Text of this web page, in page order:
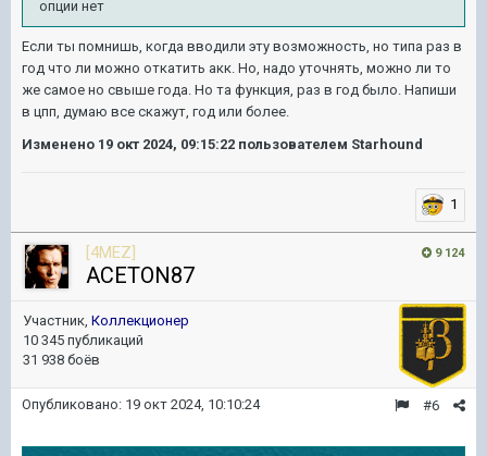
опции нет
Если ты помнишь, когда вводили эту возможность, но типа раз в
год что ли можно откатить акк. Но, надо уточнять, можно ли то
же самое но свыше года. Но та функция, раз в год было. Напиши
в цпп, думаю все скажут, год или более.
Изменено 19 окт 2024, 09:15:22 пользователем Starhound
1
9 124
[4MEZ]
ACETON87
Участник, Коллекционер
10 345 публикаций
31 938 боёв
#6
Опубликовано: 19 окт 2024, 10:10:24